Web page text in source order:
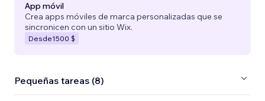
App móvil
Crea apps móviles de marca personalizadas que se
sincronicen con un sitio Wix.
Desde1500 $
Pequeñas tareas (8)